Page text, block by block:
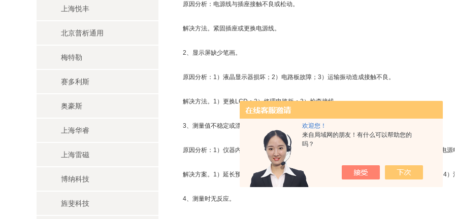
欢迎您！
来自局域网的朋友！有什么可以帮助您的
吗？
上海悦丰
北京普析通用
梅特勒
赛多利斯
奥豪斯
上海华睿
上海雷磁
博纳科技
旌斐科技
原因分析：电源线与插座接触不良或松动。
解决方法。紧固插座或更换电源线。
2、显示屏缺少笔画。
原因分析：1）液晶显示器损坏；2）电路板故障；3）运输振动造成接触不良。
解决方法。1）更换LCD；2）修理电路板；3）检查接线。
3、测量值不稳定或漂移。
原因分析：1）仪器内部电路受阻；2）溶液中漂浮有气泡或颗粒；3）样品瓶外表面有水滴；4）电源
解决方案。1）延长预热时间，进行预热和排湿；2）重新采样或延长读数时间；3）干燥样品瓶；4）
4、测量时无反应。